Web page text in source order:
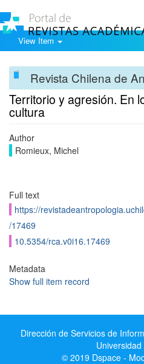
View Item
Revista Chilena de
Territorio y agresión. En
cultura
Author
Romieux, Michel
Full text
https://
/17469
10.5354/rca.v0i16.17469
Metadata
Show full item record
Dirección de Servicios de
© 2019 Dspace -